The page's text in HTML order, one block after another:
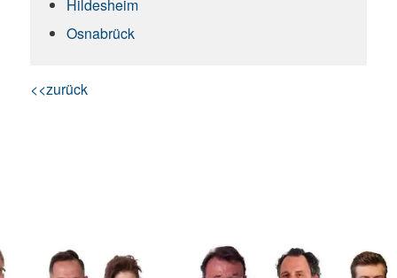
Hildesheim
Osnabrück
<<zurück